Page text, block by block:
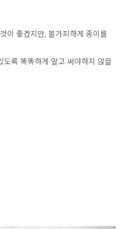
이 좋겠지만, 불가피하게 종이를
도록 똑똑하게 알고 써야하지 않을